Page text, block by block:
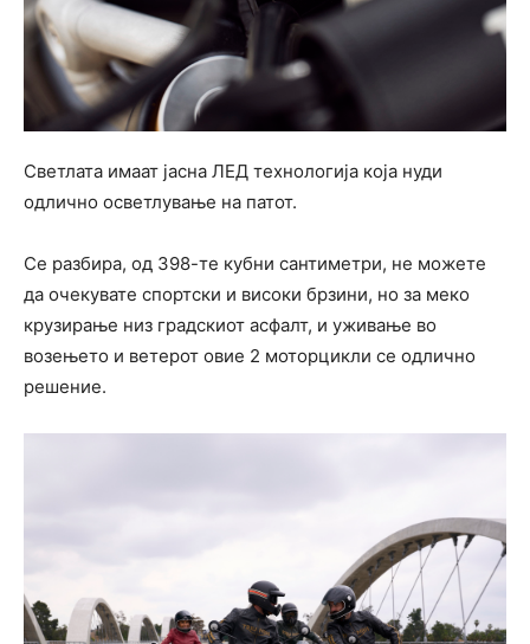
Светлата имаат јасна ЛЕД технологија која нуди
одлично осветлување на патот.
Се разбира, од 398-те кубни сантиметри, не можете
да очекувате спортски и високи брзини, но за меко
крузирање низ градскиот асфалт, и уживање во
возењето и ветерот овие 2 моторцикли се одлично
решение.